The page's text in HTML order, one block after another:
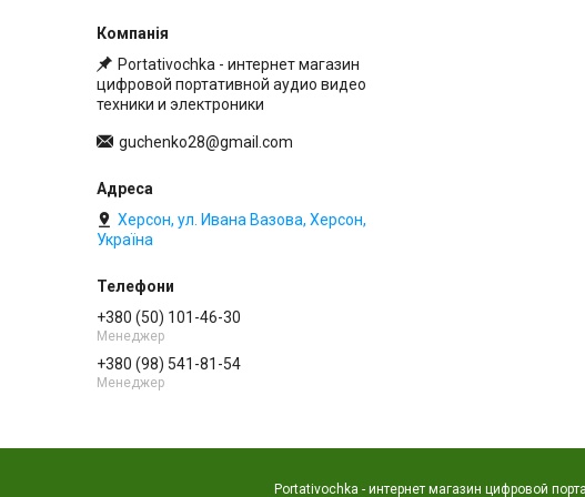
Portativochka - интернет магазин
цифровой портативной аудио видео
техники и электроники
guchenko28@gmail.com
Херсон, ул. Ивана Вазова, Херсон,
Україна
+380 (50) 101-46-30
Менеджер
+380 (98) 541-81-54
Менеджер